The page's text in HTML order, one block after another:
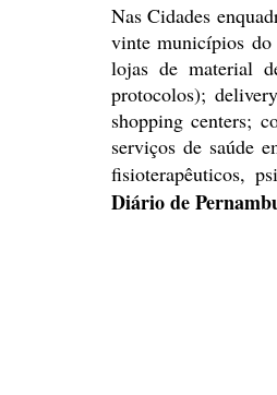
Nas Cidades
vinte municípios
lojas de material
protocolos);
shopping centers;
serviços de saúde
fisioterapêuticos,
Diário de